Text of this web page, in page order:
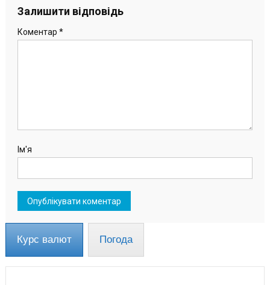
записів
Залишити відповідь
Коментар *
Ім'я
Курс валют Погода